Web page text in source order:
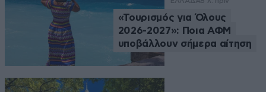
«Τουρισμός για Όλους
2026-2027»: Ποια ΑΦΜ
υποβάλλουν σήμερα αίτηση